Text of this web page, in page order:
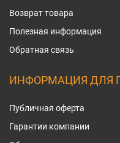
Возврат товара
Полезная информация
Обратная связь
ИНФОРМАЦИЯ ДЛЯ
Публичная оферта
Гарантии компании